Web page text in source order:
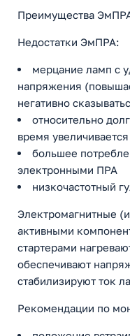
Преимущества
Недостатки ЭмПРА:
мерцание ламп с
напряжения
негативно
относительно
время
большее
электронными ПРА
низкочастотный
Электромагнитные
активными
стартерами
обеспечивают
стабилизируют ток
Рекомендации по